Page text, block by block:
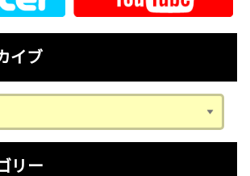
イブ
リー